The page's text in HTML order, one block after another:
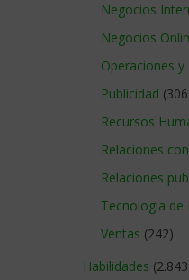
Negocios
Negocios
Operaciones y
Publicidad
Recursos
Relaciones
Relaciones
Tecnologia
Ventas (242)
Habilidades